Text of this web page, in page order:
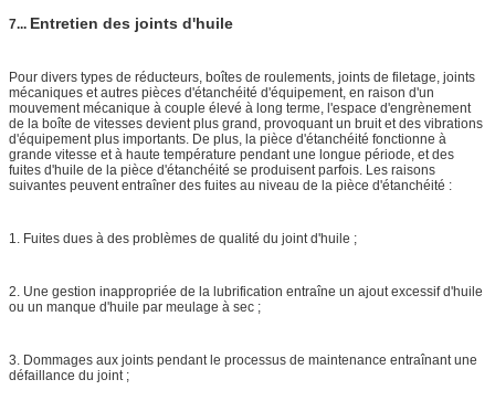
7... Entretien des joints d'huile
Pour divers types de réducteurs, boîtes de roulements, joints de filetage, joints
mécaniques et autres pièces d'étanchéité d'équipement, en raison d'un
mouvement mécanique à couple élevé à long terme, l'espace d'engrènement
de la boîte de vitesses devient plus grand, provoquant un bruit et des vibrations
d'équipement plus importants. De plus, la pièce d'étanchéité fonctionne à
grande vitesse et à haute température pendant une longue période, et des
fuites d'huile de la pièce d'étanchéité se produisent parfois. Les raisons
suivantes peuvent entraîner des fuites au niveau de la pièce d'étanchéité :
1. Fuites dues à des problèmes de qualité du joint d'huile ;
2. Une gestion inappropriée de la lubrification entraîne un ajout excessif d'huile
ou un manque d'huile par meulage à sec ;
3. Dommages aux joints pendant le processus de maintenance entraînant une
défaillance du joint ;